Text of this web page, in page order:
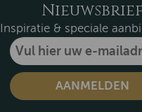
Nieuwsbrief
Inspiratie & speciale